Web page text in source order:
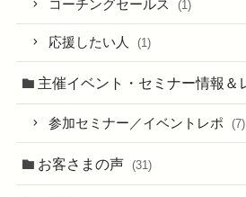
コーチングセールス (1)
応援したい人 (1)
主催イベント・セミナー情報＆
参加セミナー／イベントレポ (7)
お客さまの声 (31)